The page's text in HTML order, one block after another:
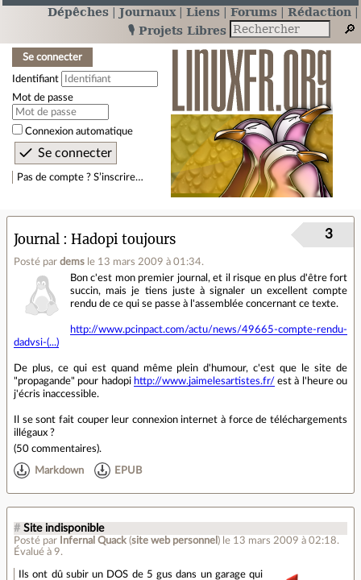
Dépêches Journaux Liens Forums
Rédaction
🎙️ Projets Libres
Se connecter
Identifiant
Mot de passe
Connexion automatique
Pas de compte ? S’inscrire…
Journal Hadopi toujours
Posté par dems le 13 mars 2009 à 01:34.
3
Bon c'est mon premier journal, et il risque en plus d'être fort
succin, mais je tiens juste à signaler un excellent compte
rendu de ce qui se passe à l'assemblée concernant ce texte.
http://www.pcinpact.com/actu/news/49665-compte-rendu-
dadvsi-(...)
De plus, ce qui est quand même plein d'humour, c'est que le site de
"propagande" pour hadopi http://www.jaimelesartistes.fr/ est à l'heure ou
j'écris inaccessible.
Il se sont fait couper leur connexion internet à force de téléchargements
illégaux ?
(50 commentaires).
Markdown EPUB
# Site indisponible
Posté par Infernal Quack (site web personnel ) le 13 mars 2009 à 02:18.
Évalué à 9.
Ils ont dû subir un DOS de 5 gus dans un garage qui